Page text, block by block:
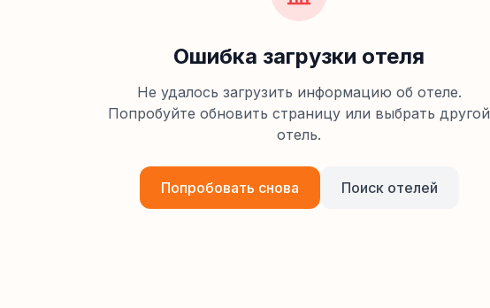
Ошибка загрузки отеля
Не удалось загрузить информацию об отеле.
Попробуйте обновить страницу или выбрать другой
отель.
Попробовать снова Поиск отелей